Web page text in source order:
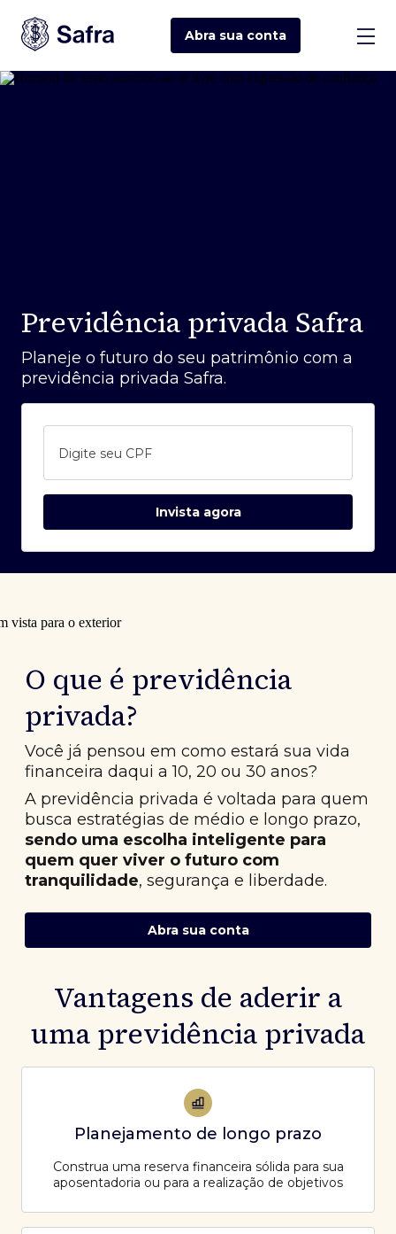
Abra sua conta
Previdência privada Safra
Planeje o futuro do seu patrimônio com a
previdência privada Safra.
Digite seu CPF
Invista agora
O que é previdência
privada?
Você já pensou em como estará sua vida
financeira daqui a 10, 20 ou 30 anos?
A previdência privada é voltada para quem
busca estratégias de médio e longo prazo,
sendo uma escolha inteligente para
quem quer viver o futuro com
tranquilidade, segurança e liberdade.
Abra sua conta
Vantagens de aderir a
uma previdência privada
Planejamento de longo prazo
Construa uma reserva financeira sólida para sua
aposentadoria ou para a realização de objetivos